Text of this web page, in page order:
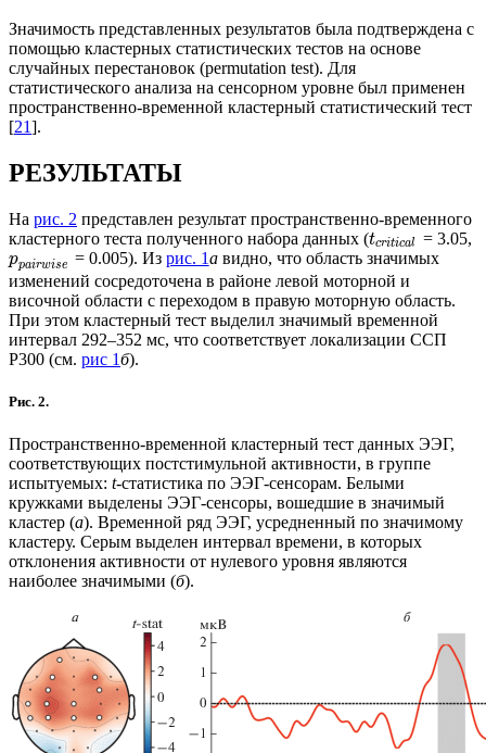
Значимость представленных результатов была подтверждена с
помощью кластерных статистических тестов на основе
случайных перестановок (permutation test). Для
статистического анализа на сенсорном уровне был применен
пространственно-временной кластерный статистический тест
[21].
РЕЗУЛЬТАТЫ
На рис. 2 представлен результат пространственно-временного
кластерного теста полученного набора данных (tcritical = 3.05,
ppairwise = 0.005). Из рис. 1авидно, что область значимых
изменений сосредоточена в районе левой моторной и
височной области с переходом в правую моторную область.
При этом кластерный тест выделил значимый временной
интервал 292–352 мс, что соответствует локализации ССП
P300 (см. рис 1б).
Рис. 2.
Пространственно-временной кластерный тест данных ЭЭГ,
соответствующих постстимульной активности, в группе
испытуемых: t-статистика по ЭЭГ-сенсорам. Белыми
кружками выделены ЭЭГ-сенсоры, вошедшие в значимый
кластер (а). Временной ряд ЭЭГ, усредненный по значимому
кластеру. Серым выделен интервал времени, в которых
отклонения активности от нулевого уровня являются
наиболее значимыми (б).